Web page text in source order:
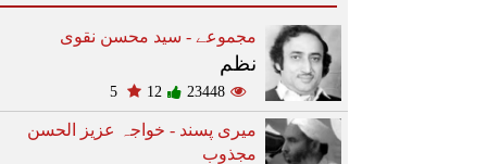
مجموعے - سید محسن نقوی
نظم
23448
12
5
میری پسند - خواجہ عزیز الحسن
مجذوب